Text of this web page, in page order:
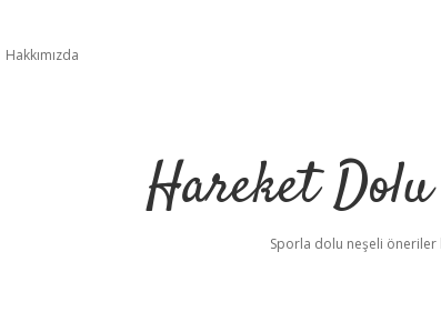
Hakkımızda
Hareket
Sporla dolu neşeli öneriler